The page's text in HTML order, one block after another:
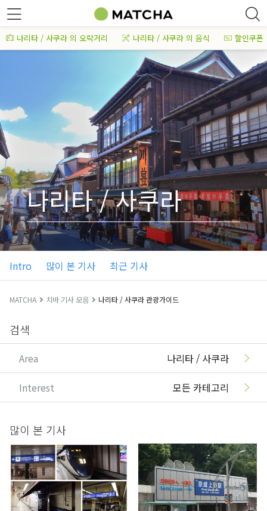
나리타 / 사쿠라 의 오락거리 나리타 / 사쿠라 의 음식 할인쿠폰
나리타 / 사쿠라
Intro 많이 본 기사 최근 기사
MATCHA 치바 기사 모음 나리타 / 사쿠라 관광가이드
검색
Area 나리타 / 사쿠라
Interest 모든 카테고리
많이 본 기사